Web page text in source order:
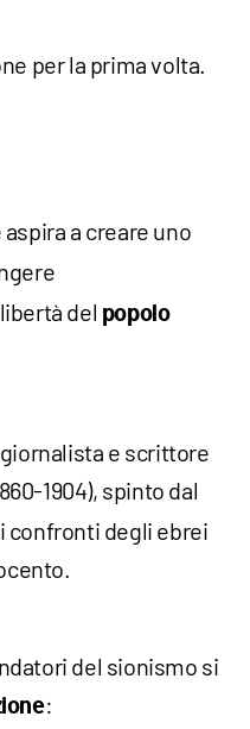
per la prima volta.
aspira a creare uno
del popolo
e scrittore
1904), spinto dal
confronti degli ebrei
del sionismo si
: